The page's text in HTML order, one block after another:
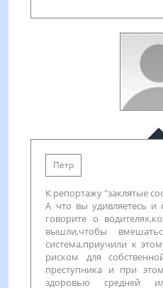
Пётр
К репортажу "заклятые
А что вы удивляетесь
говорите о
вышли,чтобы
система,приучили к
риском для
преступника и при
здоровью средней